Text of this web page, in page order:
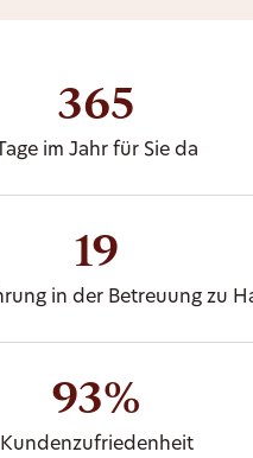
365
Tage im Jahr für Sie da
19
in der Betreuung zu
93%
Kundenzufriedenheit